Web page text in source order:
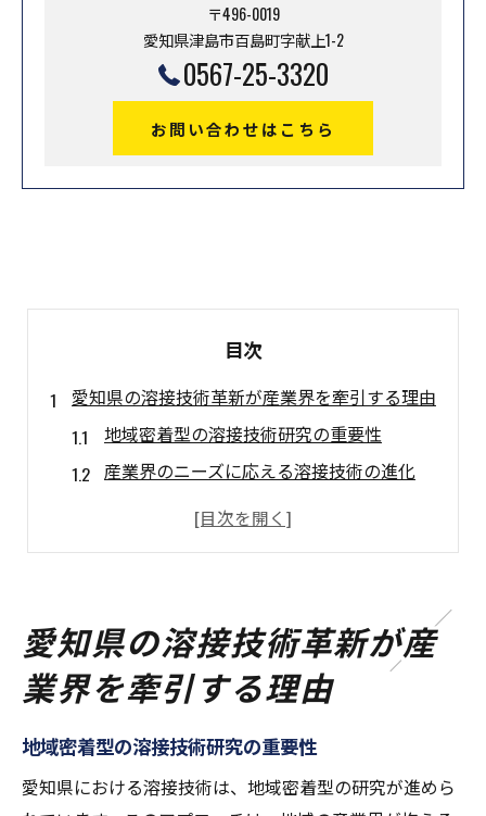
〒496-0019
愛知県津島市百島町字献上1-2
0567-25-3320
お問い合わせはこちら
目次
愛知県の溶接技術革新が産業界を牽引する理由
地域密着型の溶接技術研究の重要性
産業界のニーズに応える溶接技術の進化
愛知県特有の産業構造と溶接技術
進化する溶接技術が愛知県の製品品質を支える
高精度溶接が製品に与える影響
製造現場での溶接技術の応用例
愛知県の溶接技術革新が産
業界を牽引する理由
地域密着型の溶接技術研究の重要性
愛知県における溶接技術は、地域密着型の研究が進めら